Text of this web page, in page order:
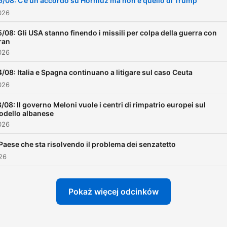
podcast quotidiano di Chora
podcast di Chora News
supervisione del suono e
sono di: Guido Bertolotti,
Mainardi, Lucrezia Marcelli,
Daniele Marinello, Emanuele
08: Gli USA stanno finendo i missili per colpa della guerra con
08: Italia e Spagna continuano a litigare sul caso Ceuta
08: Il governo Meloni vuole i centri di rimpatrio europei sul
albanese
che sta risolvendo il problema dei senzatetto
Pokaż więcej odcinków